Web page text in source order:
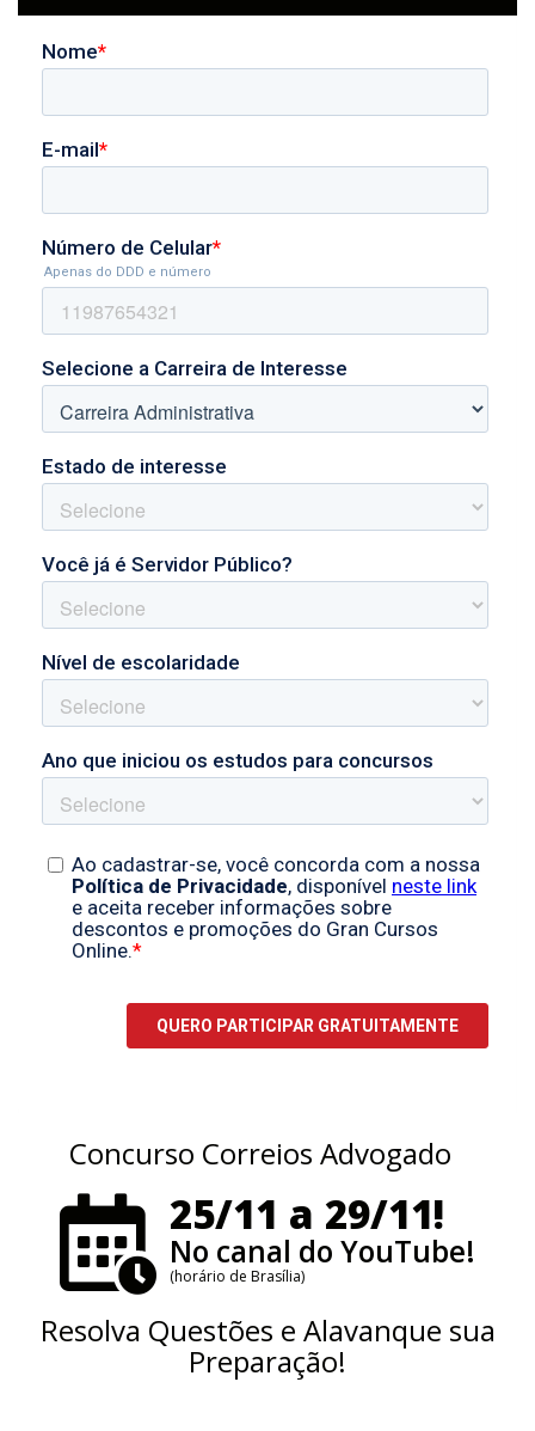
Concurso Correios Advogado
25/11 a 29/11!
No canal do YouTube!
(horário de Brasília)
Resolva Questões e Alavanque sua
Preparação!